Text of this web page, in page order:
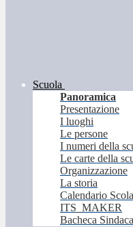
Scuola
Panoramica
Presentazione
I luoghi
Le persone
I numeri della
Le carte della
Organizzazione
La storia
Calendario
ITS_MAKER
Bacheca